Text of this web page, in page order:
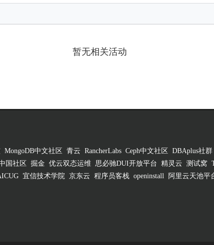
暂无相关活动
MongoDB中文社区 青云 RancherLabs Ceph中文社区 DBAplus社群
国社区 掘金 优云双态运维 思必驰DUI开放平台 精灵云 测试窝
宜信技术学院 京东云 程序员客栈 openinstall 阿里云天池平